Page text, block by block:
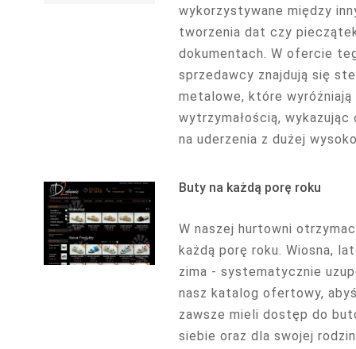
wykorzystywane między
tworzenia dat czy
dokumentach. W ofercie
sprzedawcy znajdują się
metalowe, które wyróżniają
wytrzymałością, wykazując
na uderzenia z dużej
Buty na każdą porę roku
W naszej hurtowni
każdą porę roku. Wiosna,
zima - systematycznie
nasz katalog ofertowy,
zawsze mieli dostęp do
siebie oraz dla swojej